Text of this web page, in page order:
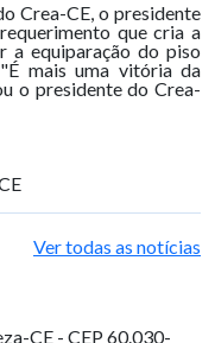
Crea-CE, o presidente
que cria a
a equiparação do piso
mais uma vitória da
o presidente do Crea-
Ver todas as notícias
CE - CEP 60.030-